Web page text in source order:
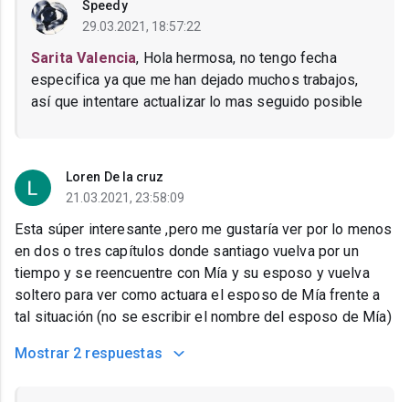
Speedy
29.03.2021, 18:57:22
Sarita Valencia, Hola hermosa, no tengo fecha
especifica ya que me han dejado muchos trabajos,
así que intentare actualizar lo mas seguido posible
Loren De la cruz
21.03.2021, 23:58:09
Esta súper interesante ,pero me gustaría ver por lo menos
en dos o tres capítulos donde santiago vuelva por un
tiempo y se reencuentre con Mía y su esposo y vuelva
soltero para ver como actuara el esposo de Mía frente a
tal situación (no se escribir el nombre del esposo de Mía)
Mostrar 2 respuestas